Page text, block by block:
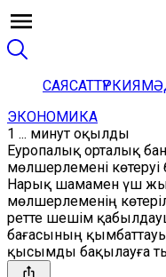
САЯСАТТҮРКИЯ
ЭКОНОМИКА
1 ... минут оқылды
Еуропалық орталық
мөлшерлемені
Нарық шамамен үш
мөлшерлеменің
ретте шешім
бағасының
қысымды бақылауға